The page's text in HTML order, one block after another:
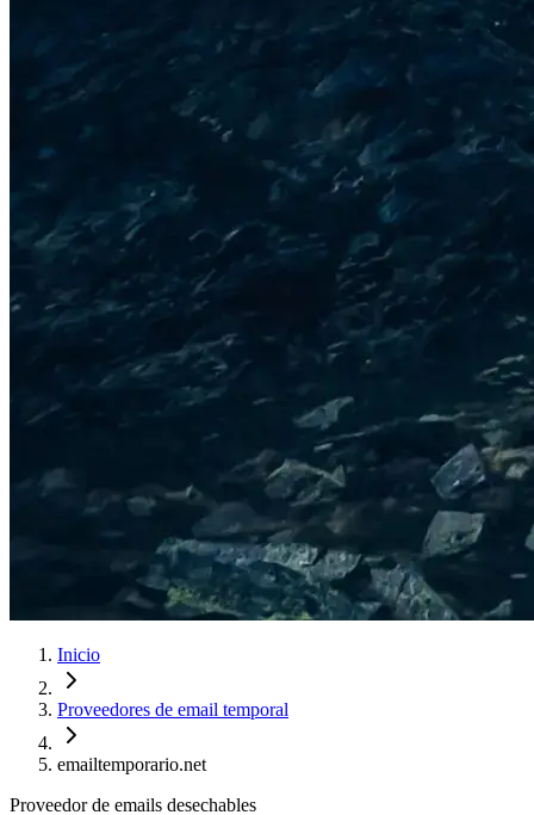
Inicio
Proveedores de email temporal
emailtemporario.net
Proveedor de emails desechables